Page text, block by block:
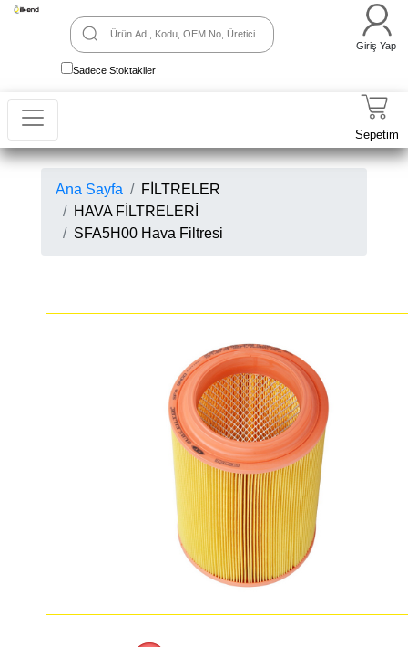
Sadece Stoktakiler
Giriş Yap
Sepetim
Ana Sayfa
FİLTRELER
HAVA FİLTRELERİ
SFA5H00 Hava Filtresi